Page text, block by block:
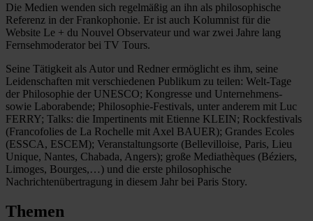
Die Medien wenden sich regelmäßig an ihn als philosophische
Referenz in der Frankophonie. Er ist auch Kolumnist für die
Website Le + du Nouvel Observateur und war zwei Jahre lang
Fernsehmoderator bei TV Tours.
Seine Tätigkeit als Autor und Redner ermöglicht es ihm, seine
Leidenschaften mit verschiedenen Publikum zu teilen: Welt-Tage
der Philosophie der UNESCO; Kongresse und Unternehmens-
sowie Laborabende; Philosophie-Festivals, unter anderem mit Luc
FERRY; Talks: die Impertinents mit Etienne KLEIN; Rockfestivals
(Francofolies de La Rochelle mit Axel BAUER); Grandes Ecoles
(ESSCA, ESCEM); Veranstaltungsorte (Bellevilloise, Paris, Lieu
Unique, Nantes, Chabada, Angers); große Mediathèques (Béziers,
Limoges, Bourges,…) und die erste philosophische
Nachrichtenübertragung in diesem Jahr bei Paris Story.
Themen